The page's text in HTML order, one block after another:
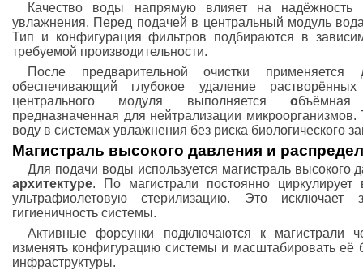
Качество воды напрямую влияет на надёжность
увлажнения. Перед подачей в центральный модуль
Тип и конфигурация фильтров подбираются в
требуемой производительности.
После предварительной очистки применяется
обеспечивающий глубокое удаление
центрального модуля выполняетсяобъёмная
предназначенная для нейтрализации микроорганизмов.
воду в системах увлажнения без риска биологического
Магистраль высокого давления и
Для подачи воды используется магистраль
архитектуре. По магистрали постоянно
ультрафиолетовую стерилизацию. Это
гигиеничность системы.
Активные форсунки подключаются к магистрали
изменять конфигурацию системы и масштабировать её
инфраструктуры.